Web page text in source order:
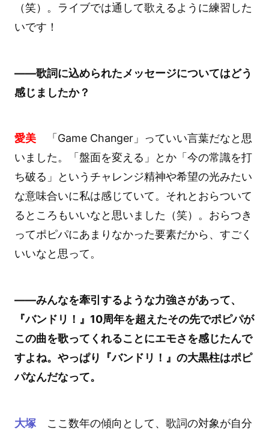
（笑）。ライブでは通して歌えるように練習した
いです！
――歌詞に込められたメッセージについてはどう
感じましたか？
愛美「Game Changer」っていい言葉だなと思
いました。「盤面を変える」とか「今の常識を打
ち破る」というチャレンジ精神や希望の光みたい
な意味合いに私は感じていて。それとおらついて
るところもいいなと思いました（笑）。おらつき
ってポピパにあまりなかった要素だから、すごく
いいなと思って。
――みんなを牽引するような力強さがあって、
『バンドリ！』10周年を超えたその先でポピパが
この曲を歌ってくれることにエモさを感じたんで
すよね。やっぱり『バンドリ！』の大黒柱はポピ
パなんだなって。
大塚ここ数年の傾向として、歌詞の対象が自分